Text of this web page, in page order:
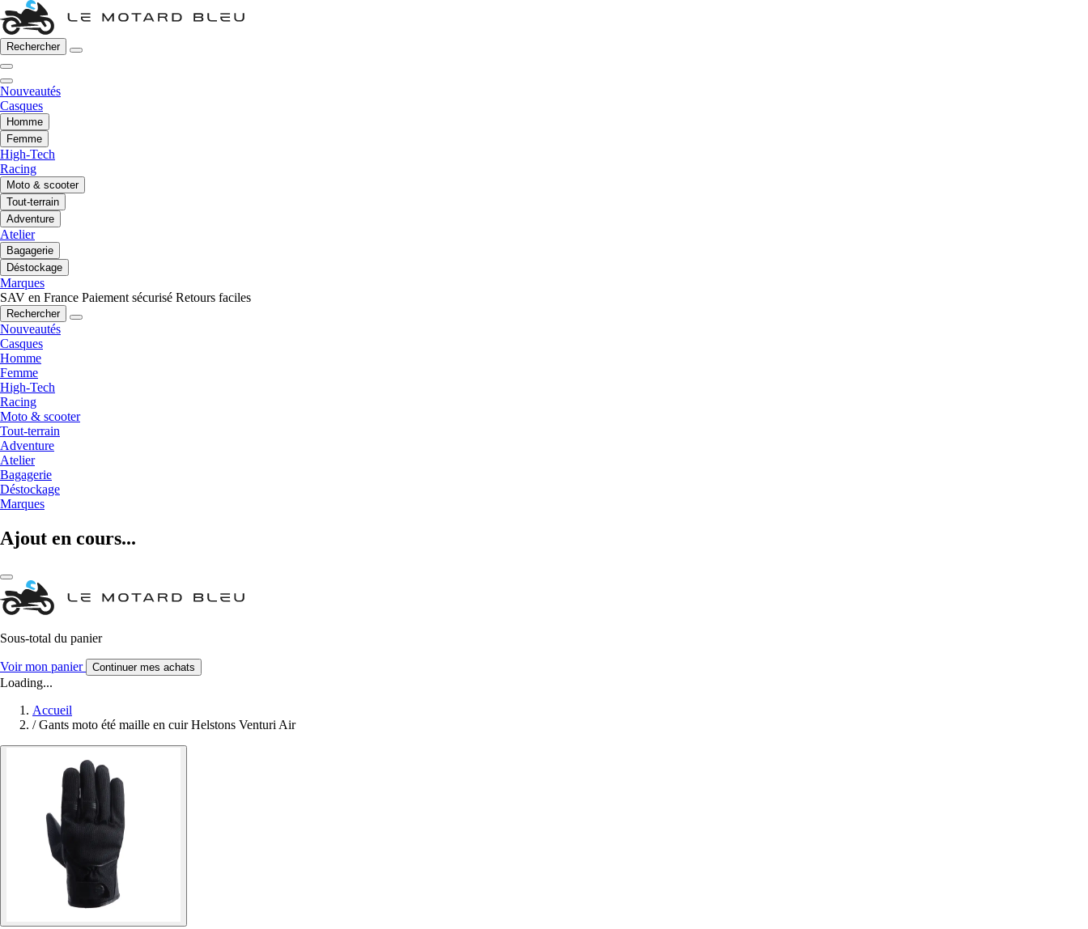
Rechercher
Nouveautés
Casques
Homme
Femme
High-Tech
Racing
Moto & scooter
Tout-terrain
Adventure
Atelier
Bagagerie
Déstockage
Marques
SAV en France Paiement sécurisé Retours faciles
Rechercher
Nouveautés
Casques
Homme
Femme
High-Tech
Racing
Moto & scooter
Tout-terrain
Adventure
Atelier
Bagagerie
Déstockage
Marques
Ajout en cours...
Sous-total du panier
Voir mon panier Continuer mes achats
Loading...
Accueil
/ Gants moto été maille en cuir Helstons Venturi Air